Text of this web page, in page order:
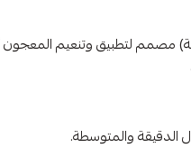
معجون بمقاس 63 ملم (2.5 بوصة)